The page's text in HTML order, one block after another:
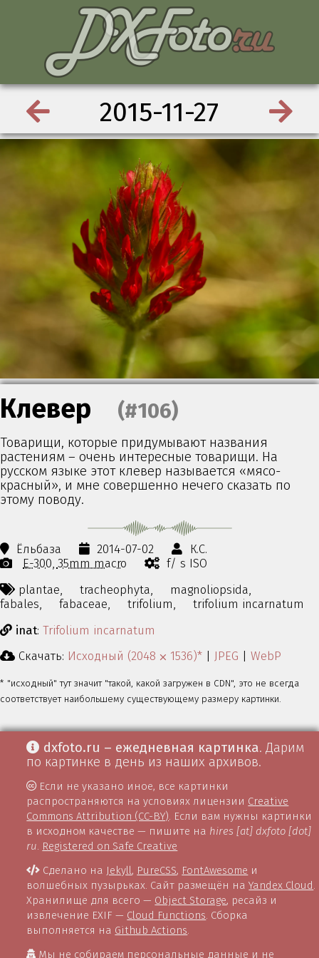
2015-11-27
Клевер (#106)
Товарищи, которые придумывают названия
растениям – очень интересные товарищи. На
русском языке этот клевер называется «мясо-
красный», и мне совершенно нечего сказать по
этому поводу.
Ёльбаза 2014-07-02
К.С.
E-300 35mm macro
f/ s ISO
plantae,
tracheophyta,
magnoliopsida,
fabales,
fabaceae, trifolium,
trifolium incarnatum
inat: Trifolium incarnatum
Скачать: Исходный (2048 ⨉ 1536)* JPEG WebP
* "исходный" тут значит "такой, какой загружен в CDN", это не всегда
соответствует наибольшему существующему размеру картинки.
dxfoto.ru – ежедневная картинка. Дарим
по картинке в день из наших архивов.
Если не указано иное, все картинки
распространяются на условиях лицензии Creative
Commons Attribution (CC-BY). Если вам нужны картинки
в исходном качестве — пишите на hires [at] dxfoto [dot]
ru. Registered on Safe Creative
Сделано на Jekyll, PureCSS, FontAwesome и
волшебных пузырьках. Сайт размещён наYandex Cloud.
Хранилище для всего — Object Storage, ресайз и
извлечение EXIF — Cloud Functions. Сборка
выполняется на Github Actions.
Мы не собираем персональные данные и не